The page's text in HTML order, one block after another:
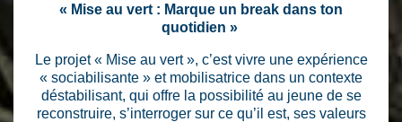
« Mise au vert : Marque un break dans ton
quotidien »
Le projet « Mise au vert », c’est vivre une expérience
« sociabilisante » et mobilisatrice dans un contexte
déstabilisant, qui offre la possibilité au jeune de se
reconstruire, s’interroger sur ce qu’il est, ses valeurs